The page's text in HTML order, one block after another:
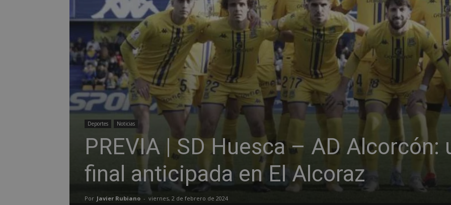
Deportes Noticias
PREVIA | SD Huesca – AD Alcorcón:
final anticipada en El Alcoraz
Por Javier Rubiano - viernes, 2 de febrero de 2024